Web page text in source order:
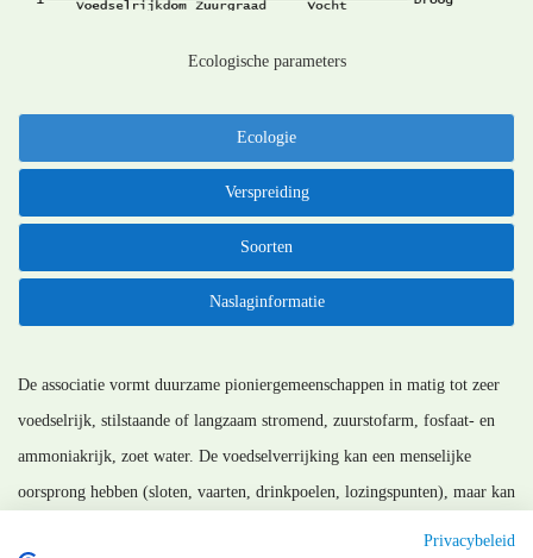
Ecologische parameters
Ecologie
Verspreiding
Soorten
Naslaginformatie
De associatie vormt duurzame pioniergemeenschappen in matig tot zeer
voedselrijk, stilstaande of langzaam stromend, zuurstofarm, fosfaat- en
ammoniakrijk, zoet water. De voedselverrijking kan een menselijke
oorsprong hebben (sloten, vaarten, drinkpoelen, lozingspunten), maar kan
Privacybeleid